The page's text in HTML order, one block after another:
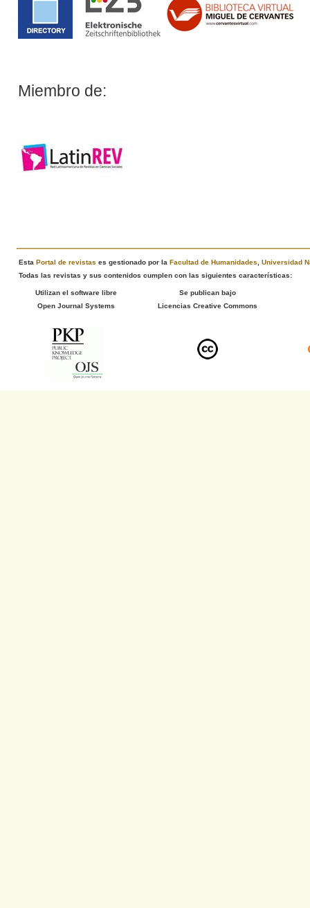
Miembro de:
Esta Portal de revistas es gestionado por la Facultad de Humanidades, Universidad
Todas las revistas y sus contenidos cumplen con las siguientes características:
Utilizan el software libre
Open Journal Systems
Se publican bajo
Licencias Creative Commons